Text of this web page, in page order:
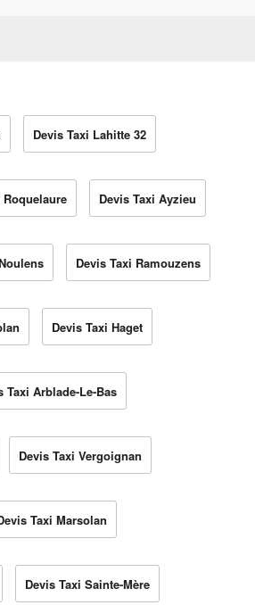
Devis Taxi Lahitte 32
Roquelaure Devis Taxi Ayzieu
Devis Taxi Ramouzens
Devis Taxi Haget
Taxi Arblade-Le-Bas
Devis Taxi Vergoignan
Taxi Marsolan
Devis Taxi Sainte-Mère